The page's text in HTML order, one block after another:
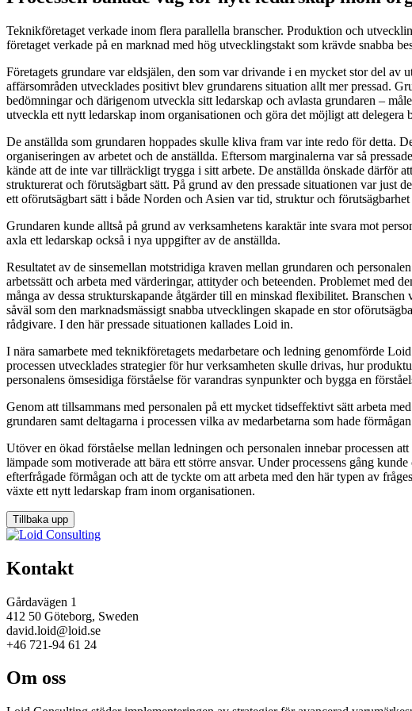
Teknikföretaget verkade inom flera parallella branscher. Produktion och
företaget verkade på en marknad med hög utvecklingstakt som krävde snabba
Företagets grundare var eldsjälen, den som var drivande i en mycket stor del
affärsområden utvecklades positivt blev grundarens situation allt mer pressad.
bedömningar och därigenom utveckla sitt ledarskap och avlasta grundaren –
utveckla ett nytt ledarskap inom organisationen och göra det möjligt att delegera
De anställda som grundaren hoppades skulle kliva fram var inte redo för detta.
organiseringen av arbetet och de anställda. Eftersom marginalerna var så
kände att de inte var tillräckligt trygga i sitt arbete. De anställda önskade därför
strukturerat och förutsägbart sätt. På grund av den pressade situationen var
ett oförutsägbart sätt i både Norden och Asien var tid, struktur och
Grundaren kunde alltså på grund av verksamhetens karaktär inte svara mot
axla ett ledarskap också i nya uppgifter av de anställda.
Resultatet av de sinsemellan motstridiga kraven mellan grundaren och
arbetssätt och arbeta med värderingar, attityder och beteenden. Problemet med
många av dessa strukturskapande åtgärder till en minskad flexibilitet.
såväl som den marknadsmässigt snabba utvecklingen skapade en stor
rådgivare. I den här pressade situationen kallades Loid in.
I nära samarbete med teknikföretagets medarbetare och ledning genomförde
processen utvecklades strategier för hur verksamheten skulle drivas, hur
personalens ömsesidiga förståelse för varandras synpunkter och bygga en
Genom att tillsammans med personalen på ett mycket tidseffektivt sätt arbeta
grundaren samt deltagarna i processen vilka av medarbetarna som hade
Utöver en ökad förståelse mellan ledningen och personalen innebar processen
lämpade som motiverade att bära ett större ansvar. Under processens gång
efterfrågade förmågan och att de tyckte om att arbeta med den här typen av
växte ett nytt ledarskap fram inom organisationen.
Tillbaka upp
Kontakt
Gårdavägen 1
412 50 Göteborg, Sweden
david.loid@loid.se
+46 721-94 61 24
Om oss